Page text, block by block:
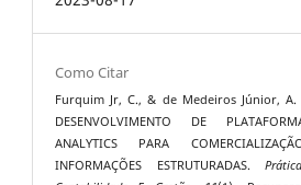
Como Citar
Furquim Jr, C., & de Medeiros Júnior, A.
DESENVOLVIMENTO DE
ANALYTICS PARA
INFORMAÇÕES ESTRUTURADAS.